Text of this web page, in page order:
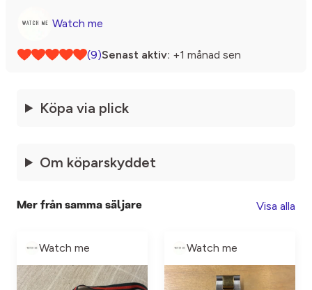
Watch me
(9)Senast aktiv: +1 månad sen
Köpa via plick
Om köparskyddet
Mer från samma säljare Visa alla
Watch me Watch me